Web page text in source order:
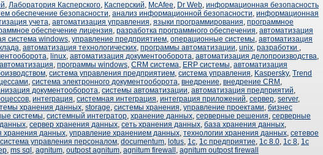
, Лаборатория Касперского, Касперский, McAfee, Dr Web, информационная безопасность
обеспечение безопасности, анализ информационной безопасности, информационная
учета, автоматизация управления, языки программирования, программное
обеспечение лицензия, разработка программного обеспечения, автоматизация
система windows, управление предприятием, операционные системы, автоматизация
, автоматизация технологических, программы автоматизации, unix, разработки ,
, linux, автоматизация документооборота, автоматизация делопроизводства,
автоматизация, программы windows, CRM система, ERP системы, автоматизация
, система управления предприятием, система управления, Kaspersky, Trend
, система электронного документооборота, внедрение, внедрение CRM ,
документооборота, системы автоматизации, автоматизация предприятий,
, интеграция, системная интеграция, интеграция приложений, сервер, server,
хранения данных, storage, системы хранения, управление проектами, бизнес
системы, системный интегратор, хранение данных, серверные решения, серверные
, сервер хранения данных, сеть хранения данных, база хранения данных,
хранения данных, управление хранением данных, технологии хранения данных, сетевое
система управления персоналом, documentum, lotus, 1с, 1с предприятие, 1с 8.0, 1с 8, 1с
, ms sql , agnitum, outpost agnitum, agnitum firewall , agnitum outpost firewall